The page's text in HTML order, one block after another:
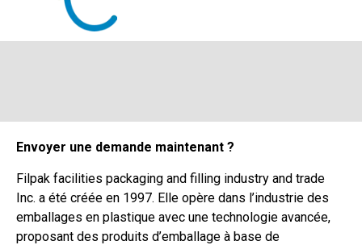
Envoyer une demande maintenant ?
Filpak facilities packaging and filling industry and trade
Inc. a été créée en 1997. Elle opère dans l’industrie des
emballages en plastique avec une technologie avancée,
proposant des produits d’emballage à base de